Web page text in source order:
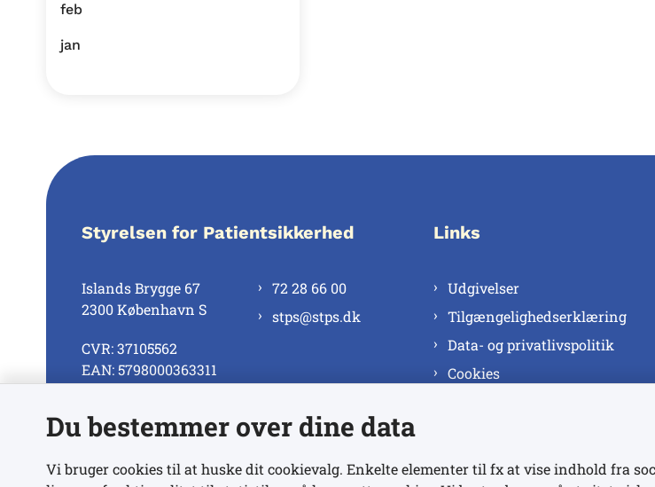
feb
jan
Styrelsen for Patientsikkerhed
Islands Brygge 67
2300 København S
CVR: 37105562
EAN: 5798000363311
72 28 66 00
stps@stps.dk
Se alle kontaktnumre
Links
Udgivelser
Tilgængelighedserklæring
Data- og privatlivspolitik
Cookies
Du bestemmer over dine data
Vi bruger cookies til at huske dit cookievalg. Enkelte elementer til fx at vise indhold fra